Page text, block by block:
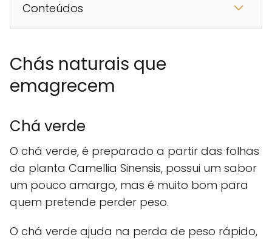
Conteúdos
Chás naturais que
emagrecem
Chá verde
O chá verde, é preparado a partir das folhas
da planta Camellia Sinensis, possui um sabor
um pouco amargo, mas é muito bom para
quem pretende perder peso.
O chá verde ajuda na perda de peso rápido,